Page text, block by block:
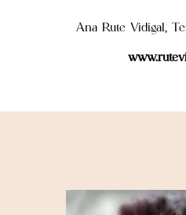
Ana Rute Vidigal,